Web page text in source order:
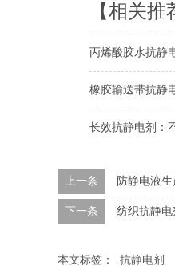
【相关推
丙烯酸胶水抗静
橡胶输送带抗静
长效抗静电剂：
上一条 防静电液
下一条 纺织抗静
本文标签： 抗静电剂